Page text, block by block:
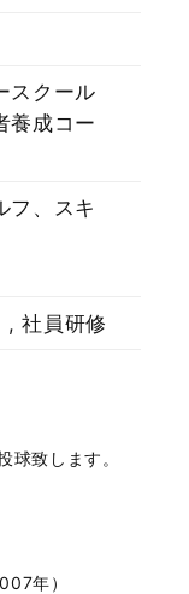
スクール
養成コー
フ、スキ
, 社員研修
球致します。
年）